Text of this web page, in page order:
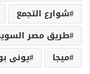
شوارع التجمع
طريق مصر
ميجا
يونى